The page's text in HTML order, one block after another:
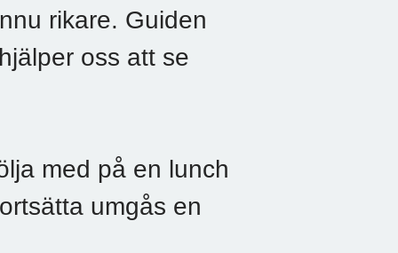
rikare. Guiden
oss att se
med på en lunch
umgås en